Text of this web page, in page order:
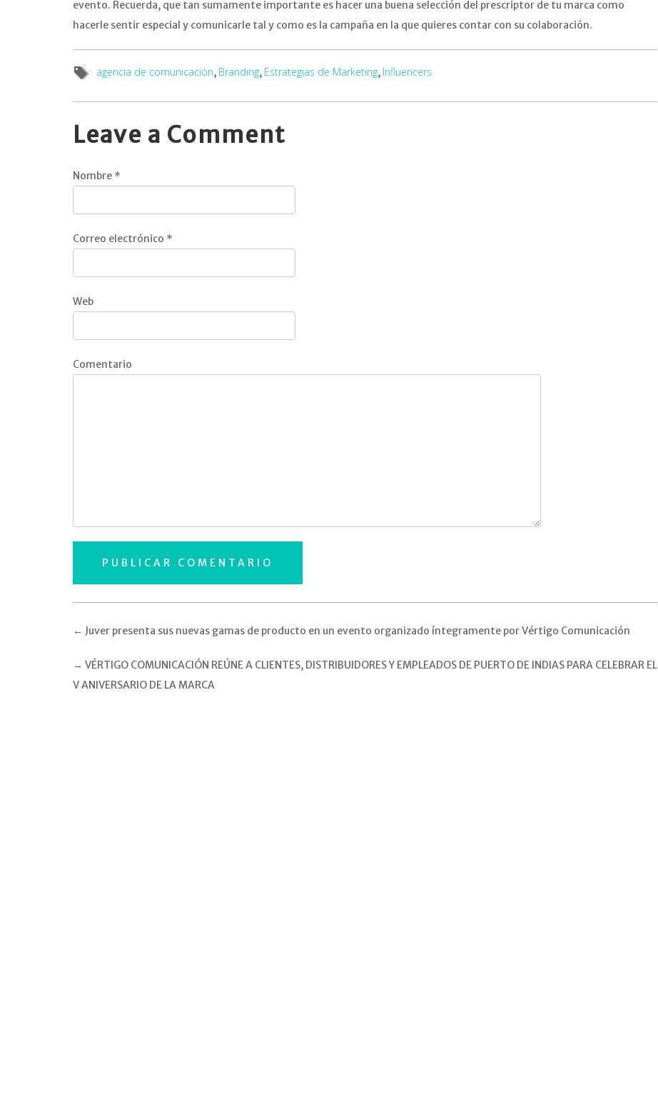
evento. Recuerda, que tan sumamente importante es hacer una buena selección del prescriptor de tu marca como
hacerle sentir especial y comunicarle tal y como es la campaña en la que quieres contar con su colaboración.
agencia de comunicación, Branding, Estrategias de Marketing, Influencers
Leave a Comment
Nombre *
Correo electrónico *
Web
Comentario
← Juver presenta sus nuevas gamas de producto en un evento organizado íntegramente por Vértigo Comunicación
→ VÉRTIGO COMUNICACIÓN REÚNE A CLIENTES, DISTRIBUIDORES Y EMPLEADOS DE PUERTO DE INDIAS PARA CELEBRAR EL
V ANIVERSARIO DE LA MARCA